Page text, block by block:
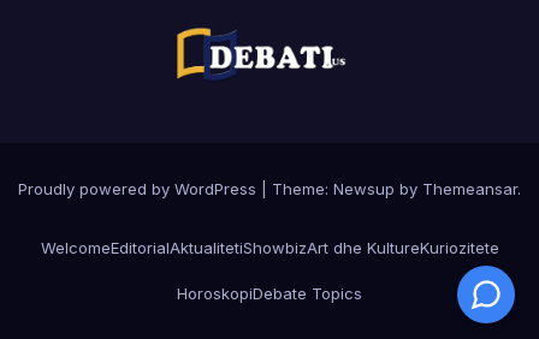
Proudly powered by WordPress Theme: Newsup by Themeansar.
WelcomeEditorialAktualitetiShowbizArt dhe KultureKuriozitete
HoroskopiDebate Topics